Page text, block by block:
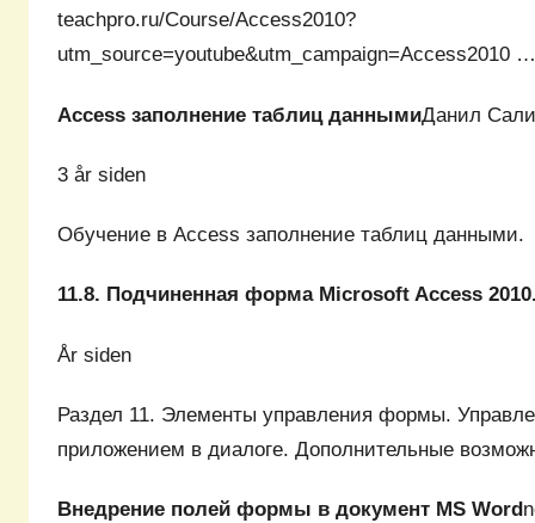
teachpro.ru/Course/Access2010?
utm_source=youtube&utm_campaign=Access2010 …
Access заполнение таблиц даннымиДанил
3 år siden
Обучение в Access заполнение таблиц данными.
11.8. Подчиненная форма Microsoft Access
År siden
Раздел 11. Элементы управления формы.
приложением в диалоге. Дополнительные
Внедрение полей формы в документ MS Word